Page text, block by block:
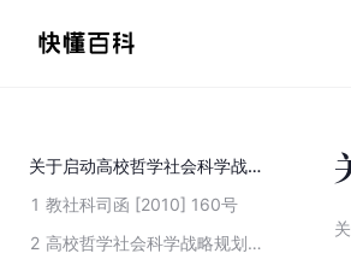
关于启动高校哲学社会科学战略规划研究工作的通知
1 教社科司函 [2010] 160号
2
高校哲学社会科学战略规划研究工作方案